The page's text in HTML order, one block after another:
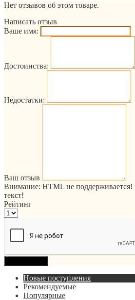
Нет отзывов об этом товаре.
Написать отзыв
Ваше имя:
Достоинства:
Недостатки:
Ваш отзыв
Внимание: HTML не
текст!
Рейтинг
Новые поступления
Рекомендуемые
Популярные